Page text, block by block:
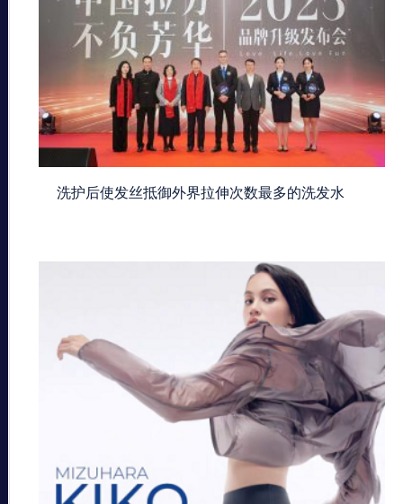
洗护后使发丝抵御外界拉伸次数最多的洗发水